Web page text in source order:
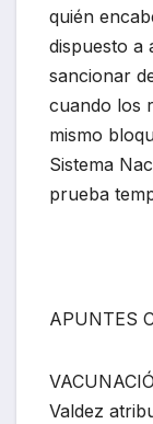
quién
dispuesto a
sancionar
cuando los
mismo
Sistema
prueba
APUNTES
Valdez